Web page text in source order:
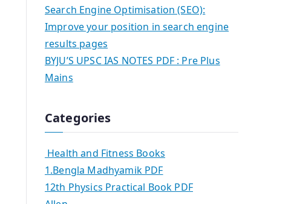
Search Engine Optimisation (SEO):
Improve your position in search engine
results pages
BYJU’S UPSC IAS NOTES PDF : Pre Plus
Mains
Categories
Health and Fitness Books
1.Bengla Madhyamik PDF
12th Physics Practical Book PDF